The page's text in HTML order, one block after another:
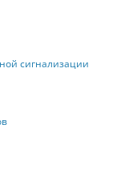
сигнализации